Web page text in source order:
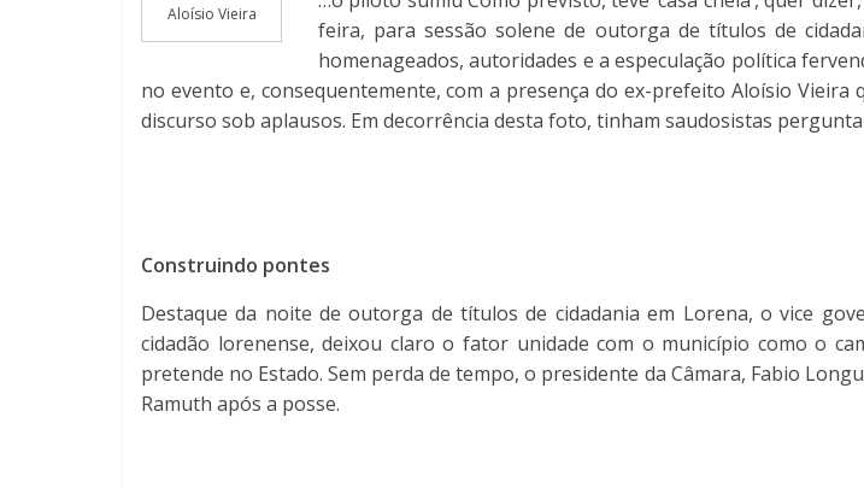
Aloísio Vieira
feira, para sessão solene de outorga de títulos de
homenageados, autoridades e a especulação política
no evento e, consequentemente, com a presença do ex-prefeito Aloísio
discurso sob aplausos. Em decorrência desta foto, tinham saudosistas
Construindo pontes
Destaque da noite de outorga de títulos de cidadania em Lorena, o vice
cidadão lorenense, deixou claro o fator unidade com o município como o
pretende no Estado. Sem perda de tempo, o presidente da Câmara, Fabio
Ramuth após a posse.